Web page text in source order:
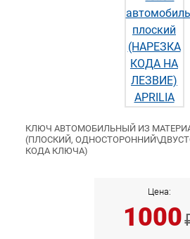
КЛЮЧ АВТОМОБИЛЬНЫЙ ИЗ
(ПЛОСКИЙ,
КОДА КЛЮЧА)
Цена:
1000